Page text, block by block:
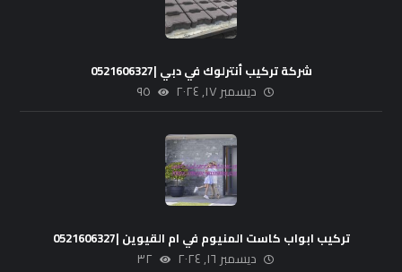
شركة تركيب أنترلوك في دبي |0521606327
ديسمبر ١٧, ٢٠٢٤ ٩٥
تركيب ابواب كاست المنيوم في ام القيوين |0521606327
ديسمبر ١٦, ٢٠٢٤ ٣٢